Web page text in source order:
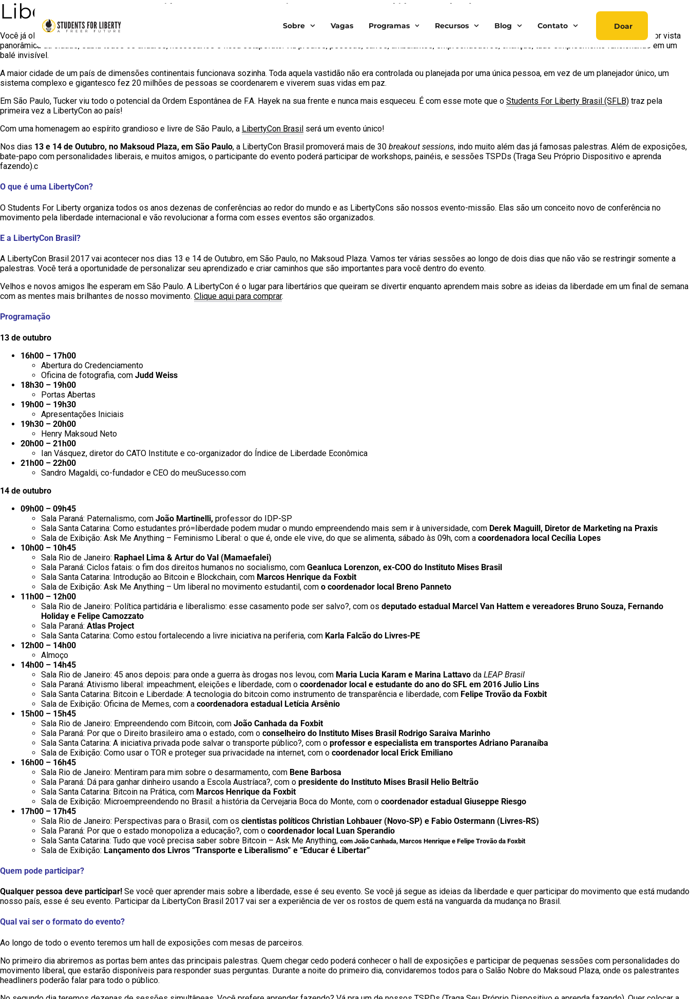
Sobre Vagas Programas Recursos Blog Contato Doar
LibertyCon Brasil 2017: o maior evento liberal do ano
Você já olhou a sua cidade do topo do seu prédio mais alto? Ou da janela de um avião?! O autor liberal clássico Jeffrey Tucker uma vez resolveu olhar para São Paulo. Procurou a melhor vista
panorâmica da cidade, subiu todos os andares, necessários e ficou estupefato: viu prédios, pessoas, carros, ambulantes, empreendedores, crianças, tudo simplesmente funcionando em um
balé invisível.
A maior cidade de um país de dimensões continentais funcionava sozinha. Toda aquela vastidão não era controlada ou planejada por uma única pessoa, em vez de um planejador único, um
sistema complexo e gigantesco fez 20 milhões de pessoas se coordenarem e viverem suas vidas em paz.
Em São Paulo, Tucker viu todo o potencial da Ordem Espontânea de F.A. Hayek na sua frente e nunca mais esqueceu. É com esse mote que o Students For Liberty Brasil (SFLB) traz pela
primeira vez a LibertyCon ao país!
Com uma homenagem ao espírito grandioso e livre de São Paulo, a LibertyCon Brasil será um evento único!
Nos dias 13 e 14 de Outubro, no Maksoud Plaza, em São Paulo, a LibertyCon Brasil promoverá mais de 30 breakout sessions, indo muito além das já famosas palestras. Além de exposições,
bate-papo com personalidades liberais, e muitos amigos, o participante do evento poderá participar de workshops, painéis, e sessões TSPDs (Traga Seu Próprio Dispositivo e aprenda
fazendo).c
O que é uma LibertyCon?
O Students For Liberty organiza todos os anos dezenas de conferências ao redor do mundo e as LibertyCons são nossos evento-missão. Elas são um conceito novo de conferência no
movimento pela liberdade internacional e vão revolucionar a forma com esses eventos são organizados.
E a LibertyCon Brasil?
A LibertyCon Brasil 2017 vai acontecer nos dias 13 e 14 de Outubro, em São Paulo, no Maksoud Plaza. Vamos ter várias sessões ao longo de dois dias que não vão se restringir somente a
palestras. Você terá a oportunidade de personalizar seu aprendizado e criar caminhos que são importantes para você dentro do evento.
Velhos e novos amigos lhe esperam em São Paulo. A LibertyCon é o lugar para libertários que queiram se divertir enquanto aprendem mais sobre as ideias da liberdade em um final de semana
com as mentes mais brilhantes de nosso movimento. Clique aqui para comprar.
Programação
13 de outubro
16h00 – 17h00
Abertura do Credenciamento
Oficina de fotografia, com Judd Weiss
18h30 – 19h00
Portas Abertas
19h00 – 19h30
Apresentações Iniciais
19h30 – 20h00
Henry Maksoud Neto
20h00 – 21h00
Ian Vásquez, diretor do CATO Institute e co-organizador do Índice de Liberdade Econômica
21h00 – 22h00
Sandro Magaldi, co-fundador e CEO do meuSucesso.com
14 de outubro
09h00 – 09h45
Sala Paraná: Paternalismo, com João Martinelli, professor do IDP-SP
Sala Santa Catarina: Como estudantes pró=liberdade podem mudar o mundo empreendendo mais sem ir à universidade, com Derek Maguill, Diretor de Marketing na Praxis
Sala de Exibição: Ask Me Anything – Feminismo Liberal: o que é, onde ele vive, do que se alimenta, sábado às 09h, com a coordenadora local Cecília Lopes
10h00 – 10h45
Sala Rio de Janeiro: Raphael Lima & Artur do Val (Mamaefalei)
Sala Paraná: Ciclos fatais: o fim dos direitos humanos no socialismo, com Geanluca Lorenzon, ex-COO do Instituto Mises Brasil
Sala Santa Catarina: Introdução ao Bitcoin e Blockchain, com Marcos Henrique da Foxbit
Sala de Exibição: Ask Me Anything – Um liberal no movimento estudantil, com o coordenador local Breno Panneto
11h00 – 12h00
Sala Rio de Janeiro: Política partidária e liberalismo: esse casamento pode ser salvo?, com os deputado estadual Marcel Van Hattem e vereadores Bruno Souza, Fernando
Holiday e Felipe Camozzato
Sala Paraná: Atlas Project
Sala Santa Catarina: Como estou fortalecendo a livre iniciativa na periferia, com Karla Falcão do Livres-PE
12h00 – 14h00
Almoço
14h00 – 14h45
Sala Rio de Janeiro: 45 anos depois: para onde a guerra às drogas nos levou, com Maria Lucia Karam e Marina Lattavo da LEAP Brasil
Sala Paraná: Ativismo liberal: impeachment, eleições e liberdade, com o coordenador local e estudante do ano do SFL em 2016 Julio Lins
Sala Santa Catarina: Bitcoin e Liberdade: A tecnologia do bitcoin como instrumento de transparência e liberdade, com Felipe Trovão da Foxbit
Sala de Exibição: Oficina de Memes, com a coordenadora estadual Letícia Arsênio
15h00 – 15h45
Sala Rio de Janeiro: Empreendendo com Bitcoin, com João Canhada da Foxbit
Sala Paraná: Por que o Direito brasileiro ama o estado, com o conselheiro do Instituto Mises Brasil Rodrigo Saraiva Marinho
Sala Santa Catarina: A iniciativa privada pode salvar o transporte público?, com o professor e especialista em transportes Adriano Paranaíba
Sala de Exibição: Como usar o TOR e proteger sua privacidade na internet, com o coordenador local Erick Emiliano
16h00 – 16h45
Sala Rio de Janeiro: Mentiram para mim sobre o desarmamento, com Bene Barbosa
Sala Paraná: Dá para ganhar dinheiro usando a Escola Austríaca?, com o presidente do Instituto Mises Brasil Helio Beltrão
Sala Santa Catarina: Bitcoin na Prática, com Marcos Henrique da Foxbit
Sala de Exibição: Microempreendendo no Brasil: a história da Cervejaria Boca do Monte, com o coordenador estadual Giuseppe Riesgo
17h00 – 17h45
Sala Rio de Janeiro: Perspectivas para o Brasil, com os cientistas políticos Christian Lohbauer (Novo-SP) e Fabio Ostermann (Livres-RS)
Sala Paraná: Por que o estado monopoliza a educação?, com o coordenador local Luan Sperandio
Sala Santa Catarina: Tudo que você precisa saber sobre Bitcoin – Ask Me Anything, com João Canhada, Marcos Henrique e Felipe Trovão da Foxbit
Sala de Exibição: Lançamento dos Livros “Transporte e Liberalismo” e “Educar é Libertar”
Quem pode participar?
Qualquer pessoa deve participar! Se você quer aprender mais sobre a liberdade, esse é seu evento. Se você já segue as ideias da liberdade e quer participar do movimento que está mudando
nosso país, esse é seu evento. Participar da LibertyCon Brasil 2017 vai ser a experiência de ver os rostos de quem está na vanguarda da mudança no Brasil.
Qual vai ser o formato do evento?
Ao longo de todo o evento teremos um hall de exposições com mesas de parceiros.
No primeiro dia abriremos as portas bem antes das principais palestras. Quem chegar cedo poderá conhecer o hall de exposições e participar de pequenas sessões com personalidades do
movimento liberal, que estarão disponíveis para responder suas perguntas. Durante a noite do primeiro dia, convidaremos todos para o Salão Nobre do Maksoud Plaza, onde os palestrantes
headliners poderão falar para todo o público.